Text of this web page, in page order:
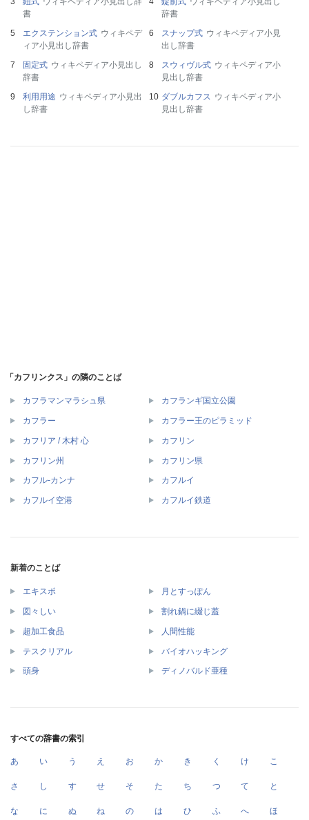
書
辞書
エクステンション式 ウィキペデ
ィア小見出し辞書
スナップ式 ウィキペディア小見
出し辞書
固定式 ウィキペディア小見出し
辞書
スウィヴル式 ウィキペディア小
見出し辞書
利用用途 ウィキペディア小見出
し辞書
ダブルカフス ウィキペディア小
見出し辞書
「カフリンクス」の隣のことば
カフラマンマラシュ県 カフランギ国立公園
カフラー カフラー王のピラミッド
カフリア / 木村 心 カフリン
カフリン州 カフリン県
カフル‐カンナ カフルイ
カフルイ空港 カフルイ鉄道
新着のことば
エキスポ 月とすっぽん
図々しい 割れ鍋に綴じ蓋
超加工食品 人間性能
テスクリアル バイオハッキング
頭身 ディノバルド亜種
すべての辞書の索引
あ い う え お か き く け こ
さ し す せ そ た ち つ て と
な に ぬ ね の は ひ ふ へ ほ